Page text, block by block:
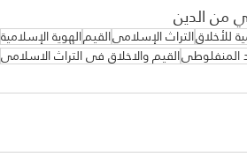
للأخلاقالتراث الإسلاميالقيمالهوية الإسلامية
المنفلوطىالقيم والاخلاق فى التراث الاسلامى